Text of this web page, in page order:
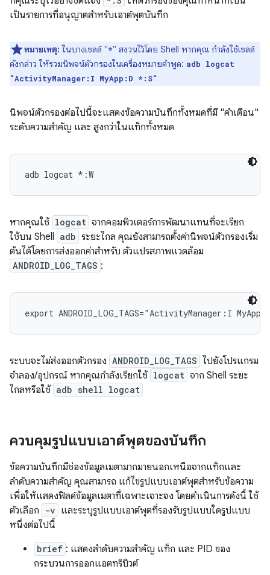
เป็นรายการที่อนุญาตสำหรับเอาต์พุตบันทึก
หมายเหตุ: ในบางเชลล์ "*" สงวนไว้โดย Shell หากคุณ กำลังใช้เชลล์
ดังกล่าว ให้รวมนิพจน์ตัวกรองในเครื่องหมายคำพูด: adb logcat
"ActivityManager:I MyApp:D *:S"
นิพจน์ตัวกรองต่อไปนี้จะแสดงข้อความบันทึกทั้งหมดที่มี "คำเตือน"
ระดับความสำคัญ และ สูงกว่าในแท็กทั้งหมด
หากคุณใช้ logcat จากคอมพิวเตอร์การพัฒนาแทนที่จะเรียก
ใช้บน Shell adb ระยะไกล คุณยังสามารถตั้งค่านิพจน์ตัวกรองเริ่ม
ต้นได้โดยการส่งออกค่าสำหรับ ตัวแปรสภาพแวดล้อม
ANDROID_LOG_TAGS :
ระบบจะไม่ส่งออกตัวกรอง ANDROID_LOG_TAGS ไปยังโปรแกรม
จำลอง/อุปกรณ์ หากคุณกำลังเรียกใช้ logcat จาก Shell ระยะ
ไกลหรือใช้ adb shell logcat
ควบคุมรูปแบบเอาต์พุตของบันทึก
ข้อความบันทึกมีช่องข้อมูลเมตามากมายนอกเหนือจากแท็กและ
ลำดับความสำคัญ คุณสามารถ แก้ไขรูปแบบเอาต์พุตสำหรับข้อความ
เพื่อให้แสดงฟิลด์ข้อมูลเมตาที่เฉพาะเจาะจง โดยดำเนินการดังนี้ ใช้
ตัวเลือก
-v และระบุรูปแบบเอาต์พุตที่รองรับรูปแบบใดรูปแบบ
หนึ่งต่อไปนี้
brief : แสดงลำดับความสำคัญ แท็ก และ PID ของ
กระบวนการออกแอตทริบิวต์